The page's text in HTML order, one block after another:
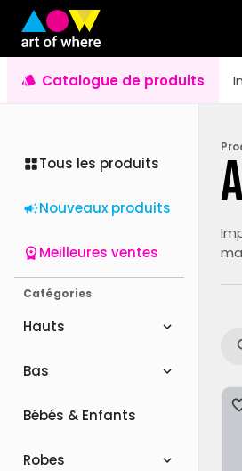
Catalogue de produits
Tous les produits
Nouveaux produits
Meilleures ventes
Catégories
Hauts
Bas
Bébés & Enfants
Robes